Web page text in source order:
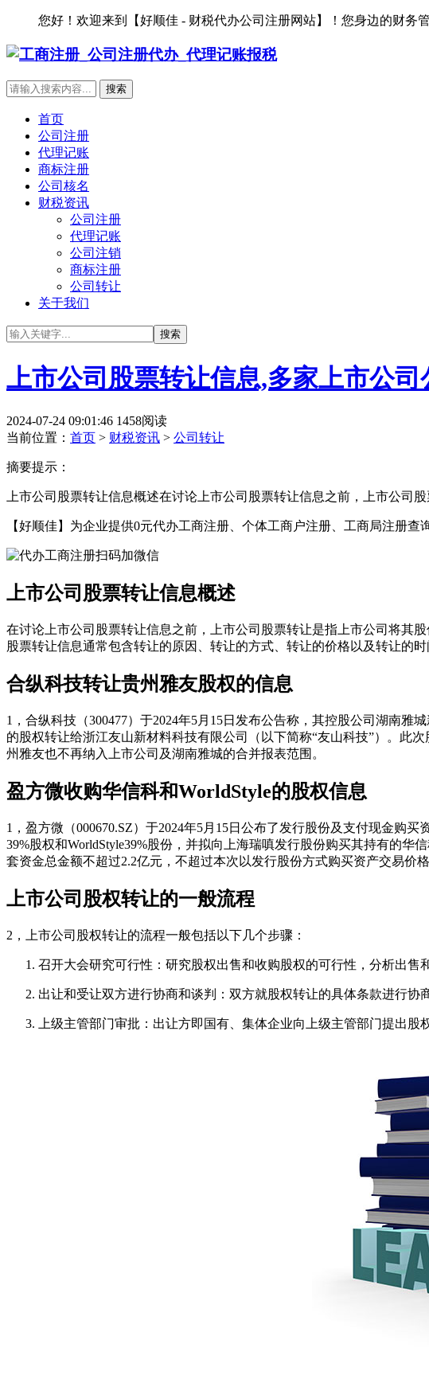
您好！欢迎来到【好顺佳 - 财税代办公司注册网站】！您身边的财务
首页
公司注册
代理记账
商标注册
公司核名
财税资讯
公司注册
代理记账
公司注销
商标注册
公司转让
关于我们
上市公司股票转让信息,多家上市公司
2024-07-24 09:01:46 1458阅读
当前位置： 首页 > 财税资讯 > 公司转让
摘要提示：
上市公司股票转让信息概述在讨论上市公司股票转让信息之前，上市公
【好顺佳】为企业提供0元代办工商注册、个体工商户注册、工商局注册
上市公司股票转让信息概述
在讨论上市公司股票转让信息之前，上市公司股票转让是指上市公司将其
股票转让信息通常包含转让的原因、转让的方式、转让的价格以及转让的时
合纵科技转让贵州雅友股权的信息
1，合纵科技（300477）于2024年5月15日发布公告称，其控股公司湖南
的股权转让给浙江友山新材料科技有限公司（以下简称“友山科技”）。此
州雅友也不再纳入上市公司及湖南雅城的合并报表范围。
盈方微收购华信科和WorldStyle的股权信息
1，盈方微（000670.SZ）于2024年5月15日公布了发行股份及支付现金购
39%股权和WorldStyle39%股份，并拟向上海瑞嗔发行股份购买其持有的华
套资金总金额不超过2.2亿元，不超过本次以发行股份方式购买资产交易价
上市公司股权转让的一般流程
2，上市公司股权转让的流程一般包括以下几个步骤：
召开大会研究可行性：研究股权出售和收购股权的可行性，分析出售
出让和受让双方进行协商和谈判：双方就股权转让的具体条款进行协
上级主管部门审批：出让方即国有、集体企业向上级主管部门提出股